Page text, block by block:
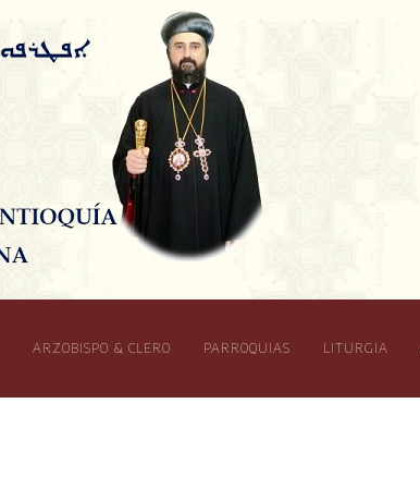
ARZOBISPO & CLERO PARROQUIAS LITURGIA